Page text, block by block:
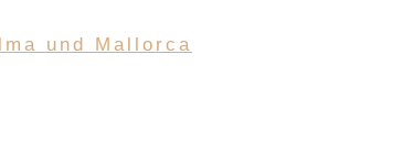
und Mallorca